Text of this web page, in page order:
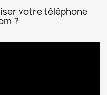
votre téléphone
?